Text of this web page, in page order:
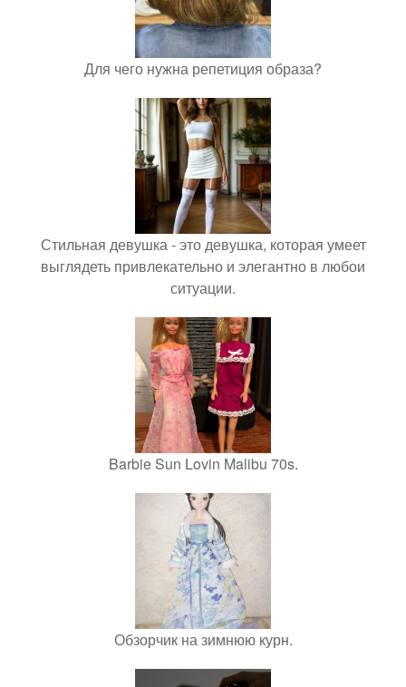
Для чего нужна репетиция образа?
Стильная девушка - это девушка, которая умеет
выглядеть привлекательно и элегантно в любои
ситуации.
Barbie Sun Lovin Malibu 70s.
Обзорчик на зимнюю курн.